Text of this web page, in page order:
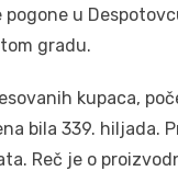
pogone u
gradu.
kupaca,
bila 339. hiljada.
Reč je o